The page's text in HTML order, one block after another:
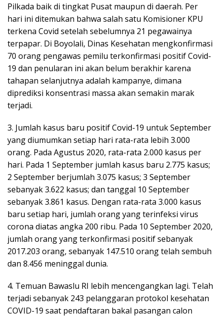
Pilkada baik di tingkat Pusat maupun di daerah. Per
hari ini ditemukan bahwa salah satu Komisioner KPU
terkena Covid setelah sebelumnya 21 pegawainya
terpapar. Di Boyolali, Dinas Kesehatan mengkonfirmasi
70 orang pengawas pemilu terkonfirmasi positif Covid-
19 dan penularan ini akan belum berakhir karena
tahapan selanjutnya adalah kampanye, dimana
diprediksi konsentrasi massa akan semakin marak
terjadi.
3. Jumlah kasus baru positif Covid-19 untuk September
yang diumumkan setiap hari rata-rata lebih 3.000
orang. Pada Agustus 2020, rata-rata 2.000 kasus per
hari. Pada 1 September jumlah kasus baru 2.775 kasus;
2 September berjumlah 3.075 kasus; 3 September
sebanyak 3.622 kasus; dan tanggal 10 September
sebanyak 3.861 kasus. Dengan rata-rata 3.000 kasus
baru setiap hari, jumlah orang yang terinfeksi virus
corona diatas angka 200 ribu. Pada 10 September 2020,
jumlah orang yang terkonfirmasi positif sebanyak
2017.203 orang, sebanyak 147.510 orang telah sembuh
dan 8.456 meninggal dunia.
4. Temuan Bawaslu RI lebih mencengangkan lagi. Telah
terjadi sebanyak 243 pelanggaran protokol kesehatan
COVID-19 saat pendaftaran bakal pasangan calon